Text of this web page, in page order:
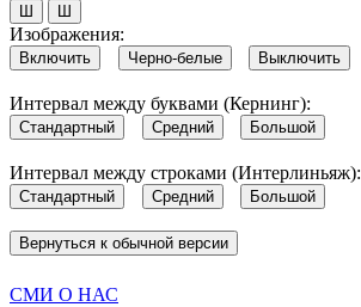
Ш Ш
Изображения:
Включить Черно-белые Выключить
Интервал между буквами (Кернинг):
Стандартный Средний Большой
Интервал между строками (Интерлиньяж):
Стандартный Средний Большой
Вернуться к обычной версии
СМИ О НАС